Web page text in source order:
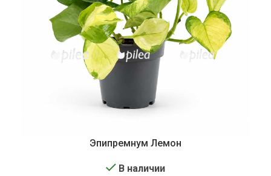
Эпипремнум Лемон
В наличии